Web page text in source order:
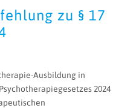
zu § 17
Ausbildung in
2024